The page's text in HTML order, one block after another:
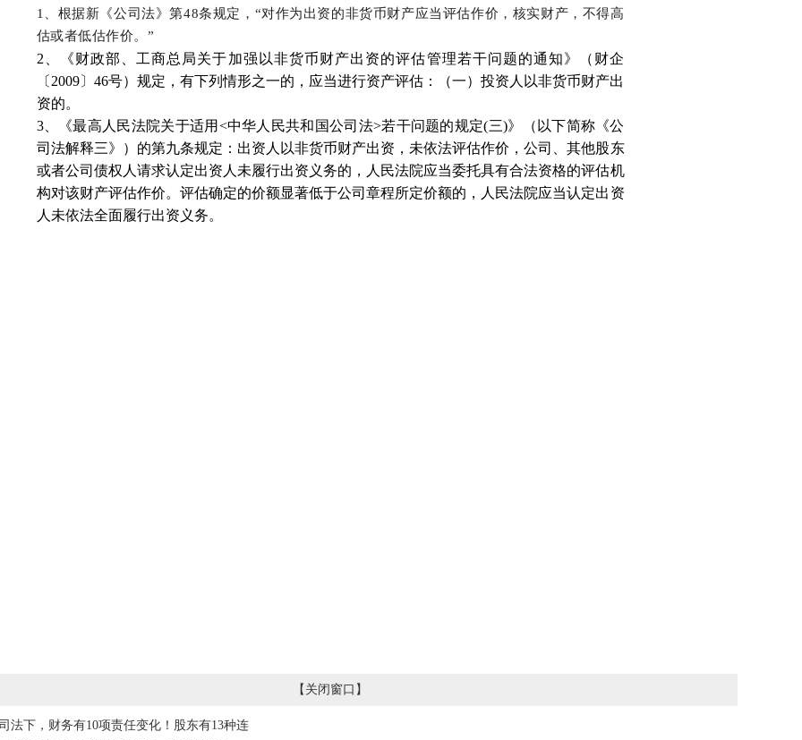
1、根据新《公司法》第48条规定，“对作为出资的非货币财产应当评估作价，核实财产，不得高
估或者低估作价。”
2、《财政部、工商总局关于加强以非货币财产出资的评估管理若干问题的通知》（财企
〔2009〕46号）规定，有下列情形之一的，应当进行资产评估：（一）投资人以非货币财产出
资的。
3、《最高人民法院关于适用<中华人民共和国公司法>若干问题的规定(三)》（以下简称《公
司法解释三》）的第九条规定：出资人以非货币财产出资，未依法评估作价，公司、其他股东
或者公司债权人请求认定出资人未履行出资义务的，人民法院应当委托具有合法资格的评估机
构对该财产评估作价。评估确定的价额显著低于公司章程所定价额的，人民法院应当认定出资
人未依法全面履行出资义务。
【 关闭窗口 】
法下，财务有10项责任变化！股东有13种连